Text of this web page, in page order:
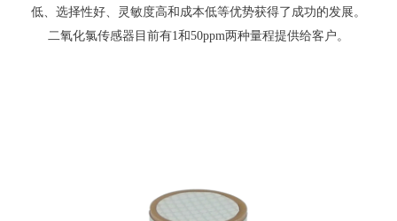
低、选择性好、灵敏度高和成本低等优势获得了成功的发展。
二氧化氯传感器目前有1和50ppm两种量程提供给客户。